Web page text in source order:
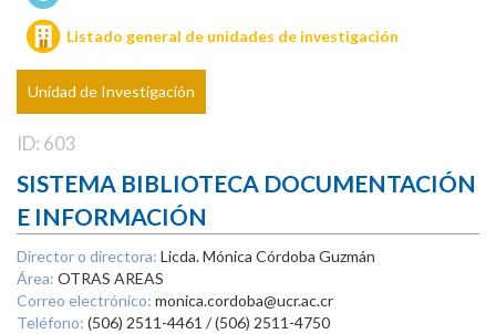
Listado general de unidades de investigación
Unidad de Investigación
ID: 603
SISTEMA BIBLIOTECA DOCUMENTACIÓN
E INFORMACIÓN
Director o directora: Licda. Mónica Córdoba Guzmán
Área: OTRAS AREAS
Correo electrónico: monica.cordoba@ucr.ac.cr
Teléfono: (506) 2511-4461 / (506) 2511-4750